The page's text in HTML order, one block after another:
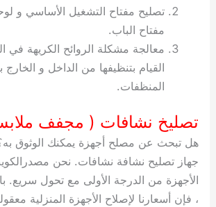
تصليح مفتاح التشغيل الأساسي و
مفتاح الباب.
معالجة مشكلة الروائح الكريهة في
القيام بتنظيفها من الداخل و الخارج
المنظفات.
تصليخ نشافات ( مجفف
هل تبحث عن مصلح أجهزة يمكنك الوثوق
جهاز تصليح نشافة نشافات. نحن
الأجهزة من الدرجة الأولى مع تحول سريع.
، فإن أسعارنا لإصلاح الأجهزة المنزلية